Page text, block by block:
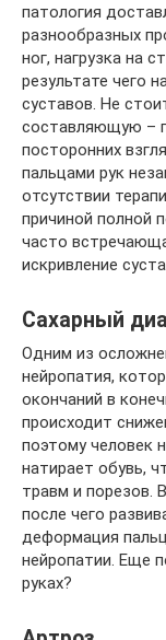
патология
разнообразных
ног, нагрузка на
результате чего
суставов. Не
составляющую –
посторонних
пальцами рук
отсутствии
причиной полной
часто
искривление
Сахарный
Одним из
нейропатия,
окончаний в
происходит
поэтому человек
натирает обувь,
травм и порезов.
после чего
деформация
нейропатии. Еще
руках?